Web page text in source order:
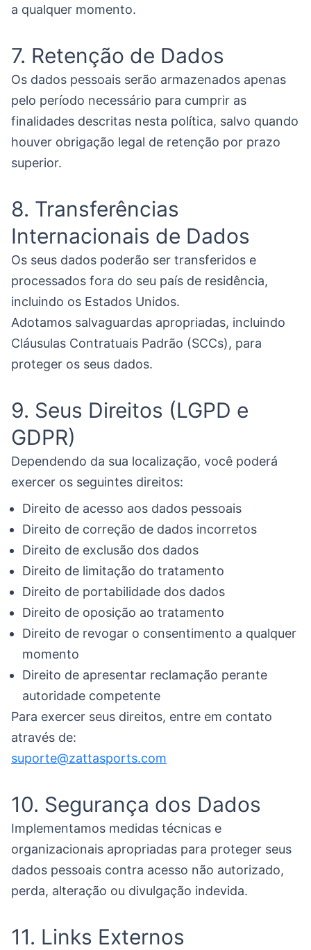
a qualquer momento.
7. Retenção de Dados
Os dados pessoais serão armazenados apenas
pelo período necessário para cumprir as
finalidades descritas nesta política, salvo quando
houver obrigação legal de retenção por prazo
superior.
8. Transferências
Internacionais de Dados
Os seus dados poderão ser transferidos e
processados fora do seu país de residência,
incluindo os Estados Unidos.
Adotamos salvaguardas apropriadas, incluindo
Cláusulas Contratuais Padrão (SCCs), para
proteger os seus dados.
9. Seus Direitos (LGPD e
GDPR)
Dependendo da sua localização, você poderá
exercer os seguintes direitos:
Direito de acesso aos dados pessoais
Direito de correção de dados incorretos
Direito de exclusão dos dados
Direito de limitação do tratamento
Direito de portabilidade dos dados
Direito de oposição ao tratamento
Direito de revogar o consentimento a qualquer
momento
Direito de apresentar reclamação perante
autoridade competente
Para exercer seus direitos, entre em contato
através de:
suporte@zattasports.com
10. Segurança dos Dados
Implementamos medidas técnicas e
organizacionais apropriadas para proteger seus
dados pessoais contra acesso não autorizado,
perda, alteração ou divulgação indevida.
11. Links Externos